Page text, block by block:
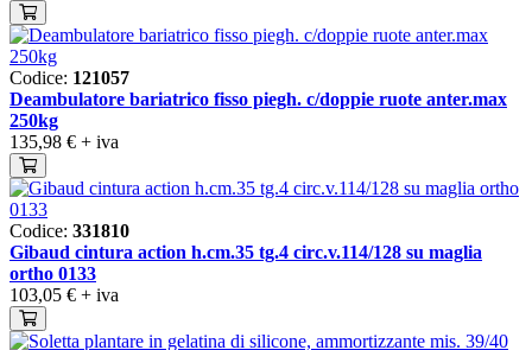
Codice: 121057
Deambulatore bariatrico fisso piegh. c/doppie ruote anter.max
250kg
135,98 € + iva
Codice: 331810
Gibaud cintura action h.cm.35 tg.4 circ.v.114/128 su maglia
ortho 0133
103,05 € + iva